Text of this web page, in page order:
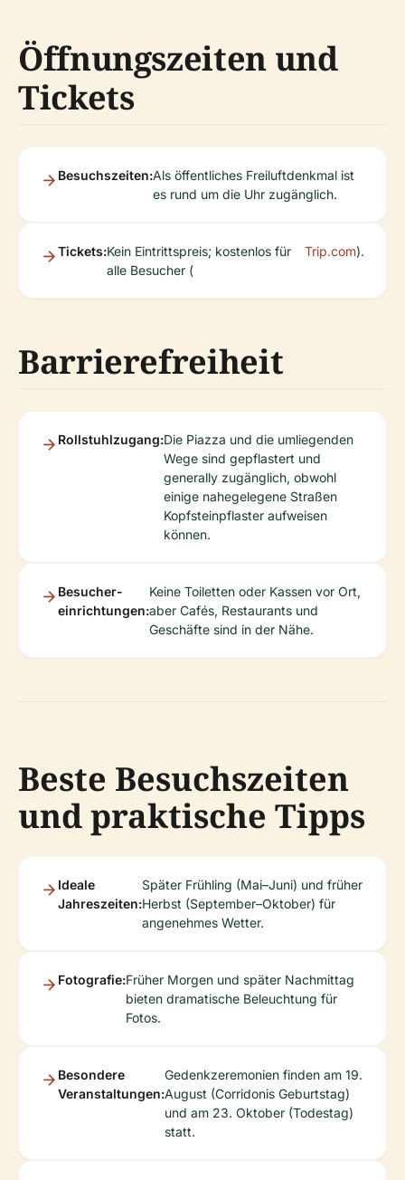
Öffnungszeiten und
Tickets
Besuchszeiten:Als öffentliches Freiluftdenkmal ist
es rund um die Uhr zugänglich.
Tickets:Kein Eintrittspreis; kostenlos für
alle Besucher (
Trip.com).
Barrierefreiheit
Rollstuhlzugang:Die Piazza und die umliegenden
Wege sind gepflastert und
generally zugänglich, obwohl
einige nahegelegene Straßen
Kopfsteinpflaster aufweisen
können.
Besucher­
einrichtungen:
Keine Toiletten oder Kassen vor Ort,
aber Cafés, Restaurants und
Geschäfte sind in der Nähe.
Beste Besuchszeiten
und praktische Tipps
Ideale
Jahreszeiten:
Später Frühling (Mai–Juni) und früher
Herbst (September–Oktober) für
angenehmes Wetter.
Fotografie:Früher Morgen und später Nachmittag
bieten dramatische Beleuchtung für
Fotos.
Besondere
Veranstaltungen:
Gedenkzeremonien finden am 19.
August (Corridonis Geburtstag)
und am 23. Oktober (Todestag)
statt.